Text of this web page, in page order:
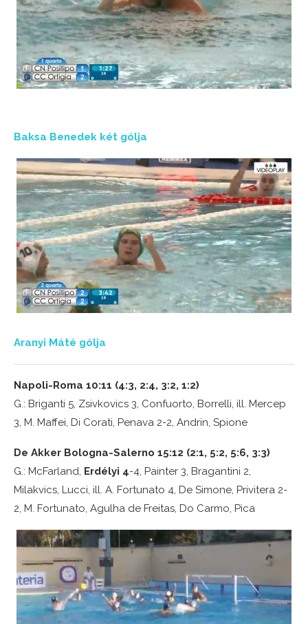
Baksa Benedek két gólja
Aranyi Máté gólja
Napoli-Roma 10:11 (4:3, 2:4, 3:2, 1:2)
G.: Briganti 5, Zsivkovics 3, Confuorto, Borrelli, ill. Mercep
3, M. Maffei, Di Corati, Penava 2-2, Andrin, Spione
De Akker Bologna-Salerno 15:12 (2:1, 5:2, 5:6, 3:3)
G.: McFarland, Erdélyi 4-4, Painter 3, Bragantini 2,
Milakvics, Lucci, ill. A. Fortunato 4, De Simone, Privitera 2-
2, M. Fortunato, Agulha de Freitas, Do Carmo, Pica